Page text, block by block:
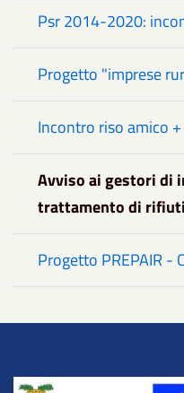
Psr 2014-2020:
Progetto "imprese
Incontro riso amico +
Avviso ai gestori di
trattamento di rifiuti
Progetto PREPAIR -
Title